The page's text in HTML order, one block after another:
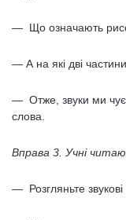
— Що означають
— А на які дві
— Отже, звуки ми
слова.
Вправа 3. Учні
— Розгляньте звукові